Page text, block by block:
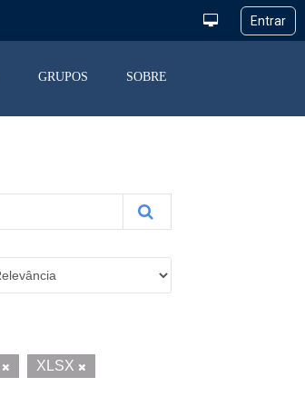
GRUPOS SOBRE
XLSX